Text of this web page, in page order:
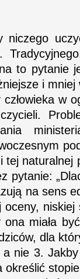
to pytanie
i
w
tej
pytanie:
na sens
oceny,
miała
dla
nie 3. Jakby